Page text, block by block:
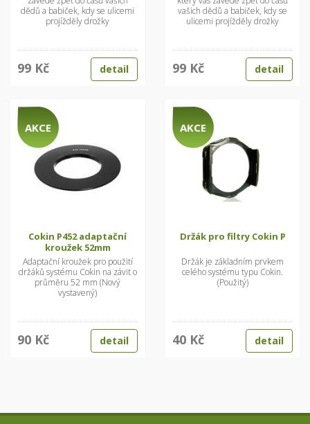
dědů a babiček, kdy se ulicemi
projížděly drožky
detail
99 Kč
vašich dědů a babiček, kdy se
ulicemi projížděly drožky
detail
99 Kč
AKCE
Cokin P452 adaptační
kroužek 52mm
Adaptační kroužek pro použití
držáků systému Cokin na závit o
průměru 52 mm (Nový
vystavený)
detail
90 Kč
AKCE
Držák pro filtry Cokin P
Držák je základním prvkem
celého systému typu Cokin.
(Použitý)
detail
40 Kč